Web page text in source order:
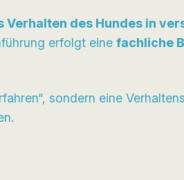
Verhalten des Hundes in
erfolgt eine fachliche
sondern eine